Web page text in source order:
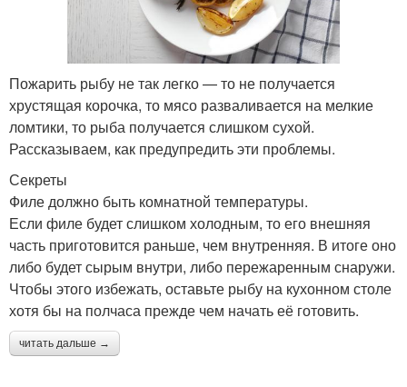
Пожарить рыбу не так легко — то не получается
хрустящая корочка, то мясо разваливается на мелкие
ломтики, то рыба получается слишком сухой.
Рассказываем, как предупредить эти проблемы.
Секреты
Филе должно быть комнатной температуры.
Если филе будет слишком холодным, то его внешняя
часть приготовится раньше, чем внутренняя. В итоге оно
либо будет сырым внутри, либо пережаренным снаружи.
Чтобы этого избежать, оставьте рыбу на кухонном столе
хотя бы на полчаса прежде чем начать её готовить.
читать дальше →